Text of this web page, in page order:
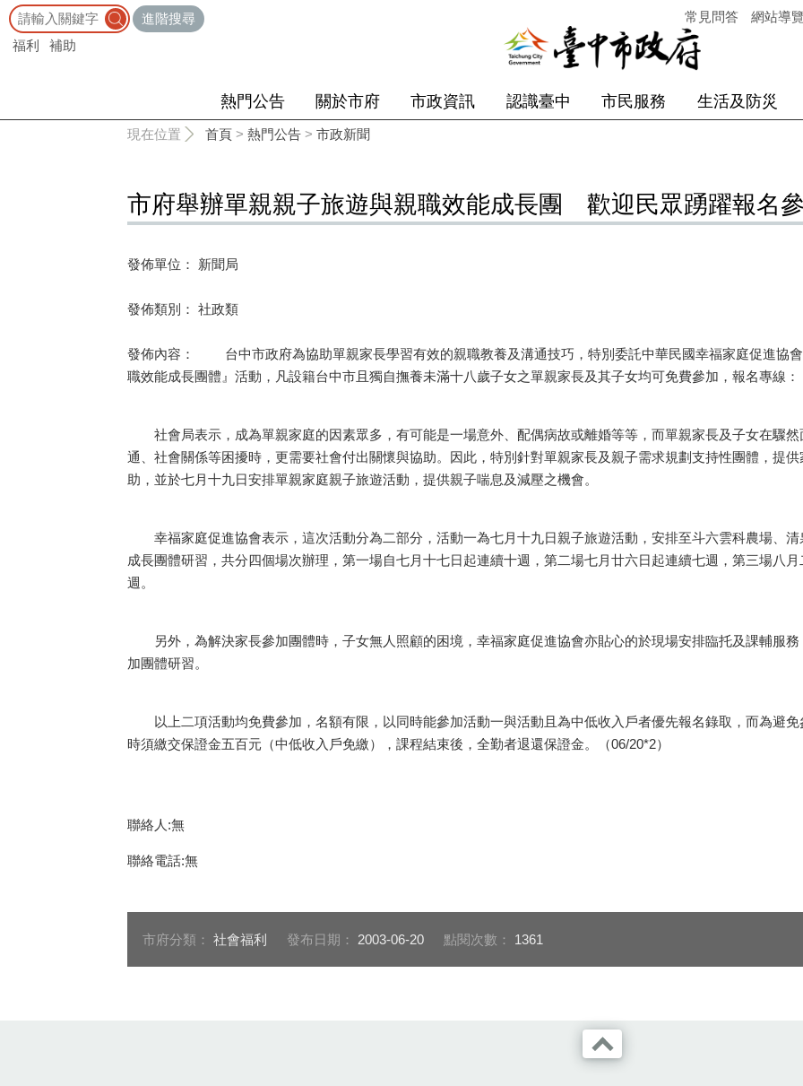
進階搜尋
福利
補助
常見問答 網站導
熱門公告 關於市府 市政資訊 認識臺中 市民服務 生活及防災
現在位置 首頁 > 熱門公告 > 市政新聞
市府舉辦單親親子旅遊與親職效能成長團 歡迎民眾踴躍報名
發佈單位： 新聞局
發佈類別： 社政類
發佈內容： 台中市政府為協助單親家長學習有效的親職教養及溝通技巧，特別委託中華民國幸福家庭促進協
職效能成長團體』活動，凡設籍台中市且獨自撫養未滿十八歲子女之單親家長及其子女均可免費參加，報名專線：
社會局表示，成為單親家庭的因素眾多，有可能是一場意外、配偶病故或離婚等等，而單親家長及子女在驟然
通、社會關係等困擾時，更需要社會付出關懷與協助。因此，特別針對單親家長及親子需求規劃支持性團體，提
助，並於七月十九日安排單親家庭親子旅遊活動，提供親子喘息及減壓之機會。
幸福家庭促進協會表示，這次活動分為二部分，活動一為七月十九日親子旅遊活動，安排至斗六雲科農場、清
成長團體研習，共分四個場次辦理，第一場自七月十七日起連續十週，第二場七月廿六日起連續七週，第三場八
週。
另外，為解決家長參加團體時，子女無人照顧的困境，幸福家庭促進協會亦貼心的於現場安排臨托及課輔服務
加團體研習。
以上二項活動均免費參加，名額有限，以同時能參加活動一與活動且為中低收入戶者優先報名錄取，而為避免
時須繳交保證金五百元（中低收入戶免繳），課程結束後，全勤者退還保證金。（06/20*2）
聯絡人:無
聯絡電話:無
市府分類： 社會福利 發布日期： 2003-06-20 點閱次數： 1361